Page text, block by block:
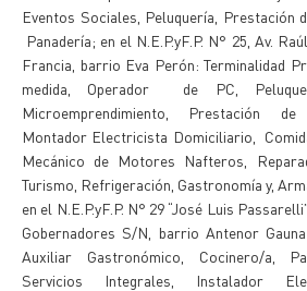
Eventos Sociales, Peluquería, Prestación
Panadería; en el N.E.P.yF.P. N° 25, Av.
Francia, barrio Eva Perón: Terminalidad
medida, Operador de PC,
Microemprendimiento, Prestación
Montador Electricista Domiciliario,
Mecánico de Motores Nafteros,
Turismo, Refrigeración, Gastronomía y,
en el N.E.P.yF.P. N° 29 “José Luis
Gobernadores S/N, barrio Antenor
Auxiliar Gastronómico, Cocinero/a,
Servicios Integrales, Instalador